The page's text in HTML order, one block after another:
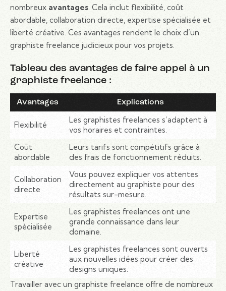
nombreux avantages . Cela inclut flexibilité, coût
abordable, collaboration directe, expertise spécialisée et
liberté créative. Ces avantages rendent le choix d’un
graphiste freelance judicieux pour vos projets.
Tableau des avantages de faire appel à un
graphiste freelance :
Avantages Explications
Flexibilité
Les graphistes freelances s’adaptent à
vos horaires et contraintes.
Coût
abordable
Leurs tarifs sont compétitifs grâce à
des frais de fonctionnement réduits.
Collaboration
directe
Vous pouvez expliquer vos attentes
directement au graphiste pour des
résultats sur-mesure.
Expertise
spécialisée
Les graphistes freelances ont une
grande connaissance dans leur
domaine.
Liberté
créative
Les graphistes freelances sont ouverts
aux nouvelles idées pour créer des
designs uniques.
Travailler avec un graphiste freelance offre de nombreux